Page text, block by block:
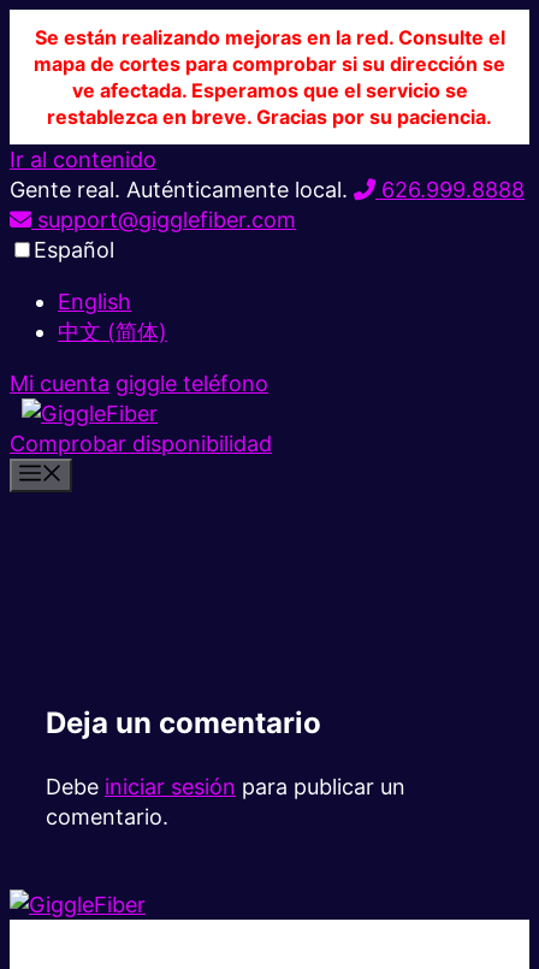
Se están realizando mejoras en la red. Consulte el
mapa de cortes para comprobar si su dirección se
ve afectada. Esperamos que el servicio se
restablezca en breve. Gracias por su paciencia.
Ir al contenido
Gente real. Auténticamente local.
626.999.8888
support@gigglefiber.com
Español
English
中文 (简体)
Mi cuenta giggle teléfono
Comprobar disponibilidad
Deja un comentario
Debe iniciar sesión para publicar un
comentario.